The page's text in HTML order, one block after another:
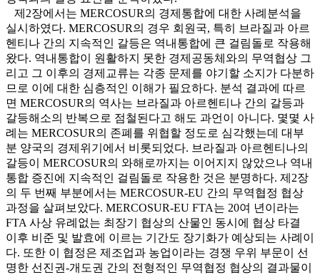
제2장에서는 MERCOSUR의 경제통합에 대한 사례분석을
실시하였다. MERCOSUR의 경우 회원국, 특히 브라질과 아르
헨티나 간의 지속적인 갈등은 역내통합에 큰 걸림돌로 작용해
왔다. 역내통합이 원활하지 못한 경제공동체와의 무역협상 그
리고 그 이후의 경제교류는 각종 문제를 야기할 소지가 다분하
므로 이에 대한 심층적인 이해가 필요하다. 분석 결과에 따르
면 MERCOSUR의 역사는 브라질과 아르헨티나 간의 갈등과
갈등해소의 반복으로 점철된다고 해도 과언이 아니다. 몇몇 사
례는 MERCOSUR의 존폐를 위협할 정도로 심각했는데 대부
분 양국의 경제위기에서 비롯되었다. 브라질과 아르헨티나의
갈등이 MERCOSUR의 와해로까지는 이어지지 않았으나 역내
통합 증진에 지속적인 걸림돌로 작용한 것은 분명하다. 제2장
의 두 번째 부분에서는 MERCOSUR-EU 간의 무역협정 협상
과정을 살펴보았다. MERCOSUR-EU FTA는 20여 년이라는
FTA 사상 유례없는 최장기 협상의 산물인 동시에 협상 타결
이후 비준 및 발효에 이르는 기간도 장기화가 예상되는 사례이
다. 또한 이 협정은 제조업과 농업이라는 경쟁 우위 부문이 선
명한 선진권-개도권 간의 전형적인 무역협정 협상의 결과물이